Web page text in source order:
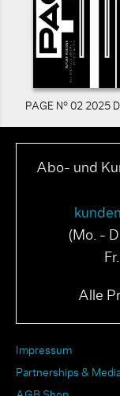
PAGE N° 02 2025
Abo- und
(Mo. -
Alle
Impressum
Partnerships &